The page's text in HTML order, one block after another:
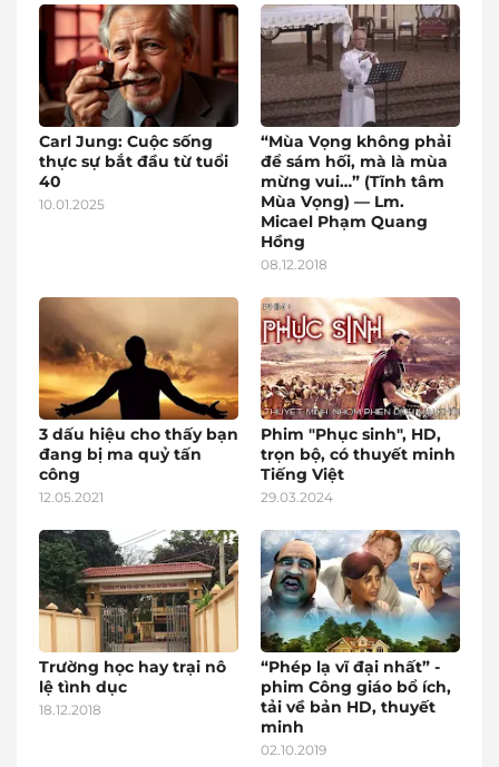
Carl Jung: Cuộc sống
thực sự bắt đầu từ tuổi
40
10.01.2025
“Mùa Vọng không phải
để sám hối, mà là mùa
mừng vui…” (Tĩnh tâm
Mùa Vọng) — Lm.
Micael Phạm Quang
Hồng
08.12.2018
3 dấu hiệu cho thấy bạn
đang bị ma quỷ tấn
công
12.05.2021
Phim "Phục sinh", HD,
trọn bộ, có thuyết minh
Tiếng Việt
29.03.2024
Trường học hay trại nô
lệ tình dục
18.12.2018
“Phép lạ vĩ đại nhất” -
phim Công giáo bổ ích,
tải về bản HD, thuyết
minh
02.10.2019